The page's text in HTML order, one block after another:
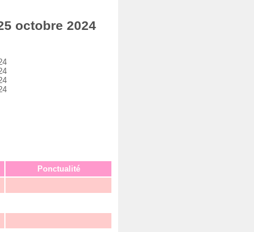
octobre 2024
Ponctualité